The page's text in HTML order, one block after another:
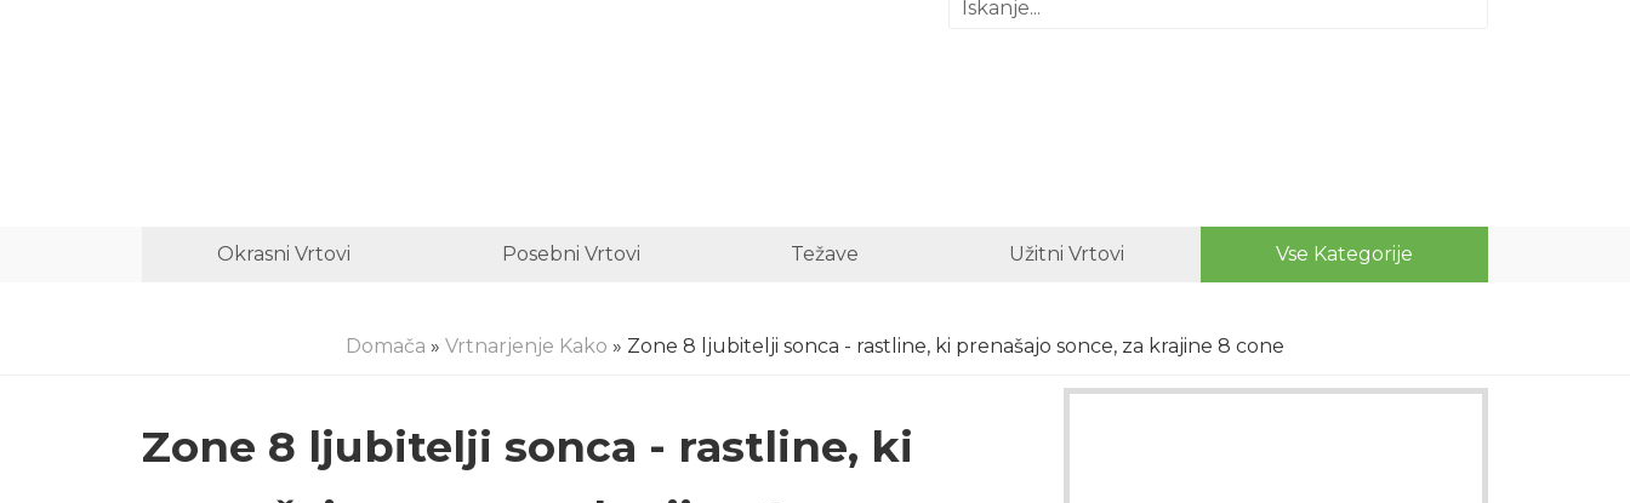
Okrasni Vrtovi Posebni Vrtovi Težave Užitni Vrtovi Vse Kategorije
Domača » Vrtnarjenje Kako » Zone 8 ljubitelji sonca - rastline, ki prenašajo sonce, za krajine 8 cone
Zone 8 ljubitelji sonca - rastline, ki